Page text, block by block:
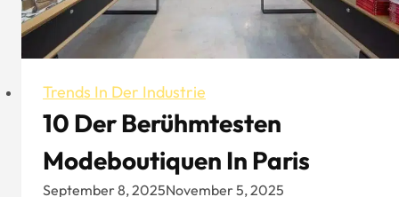
Trends In Der Industrie
10 Der Berühmtesten
Modeboutiquen In Paris
September 8, 2025November 5, 2025